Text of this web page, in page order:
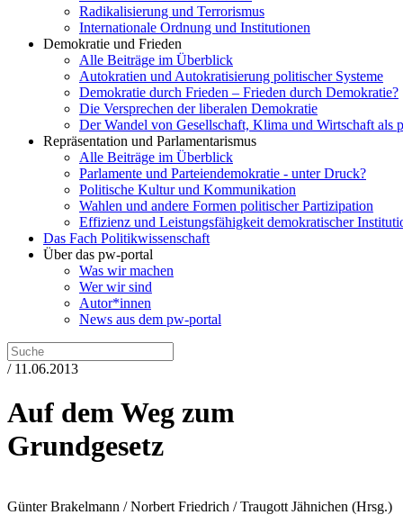
Radikalisierung und Terrorismus
Internationale Ordnung und Institutionen
Demokratie und Frieden
Alle Beiträge im Überblick
Autokratien und Autokratisierung politischer Systeme
Demokratie durch Frieden – Frieden durch Demokratie?
Die Versprechen der liberalen Demokratie
Der Wandel von Gesellschaft, Klima und Wirtschaft als
Repräsentation und Parlamentarismus
Alle Beiträge im Überblick
Parlamente und Parteiendemokratie - unter Druck?
Politische Kultur und Kommunikation
Wahlen und andere Formen politischer Partizipation
Effizienz und Leistungsfähigkeit demokratischer
Das Fach Politikwissenschaft
Über das pw-portal
Was wir machen
Wer wir sind
Autor*innen
News aus dem pw-portal
/ 11.06.2013
Auf dem Weg zum
Grundgesetz
Günter Brakelmann / Norbert Friedrich / Traugott Jähnichen (Hrsg.)